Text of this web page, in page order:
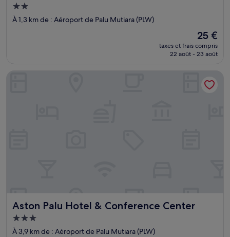
Hébergement
2.0 étoiles
À 1,3 km de : Aéroport de Palu Mutiara (PLW)
Le
nouveau
prix
de
25 €
25 €
taxes et frais compris
22 août - 23 août
Aston Palu Hotel & Conference Center
Aston Palu Hotel & Conference Center
Hébergement
3.0 étoiles
À 3,9 km de : Aéroport de Palu Mutiara (PLW)